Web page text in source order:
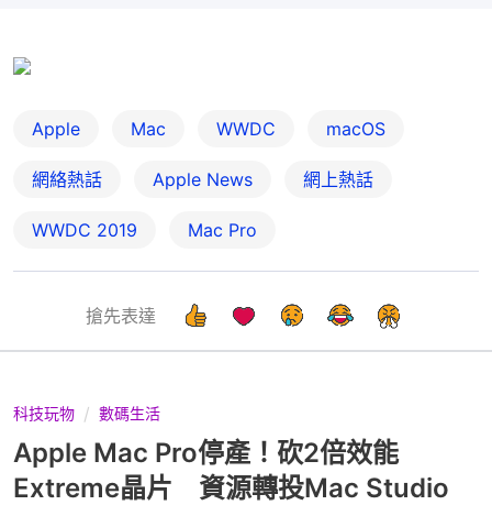
Apple Mac WWDC macOS
網絡熱話 Apple News 網上熱話
WWDC 2019 Mac Pro
搶先表達
科技玩物 數碼生活
Apple Mac Pro停產！砍2倍效能
Extreme晶片 資源轉投Mac Studio